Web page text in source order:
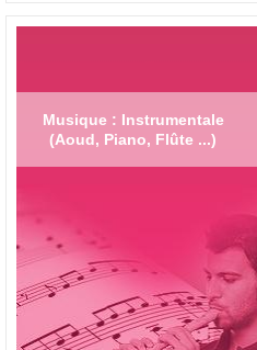
Musique : Instrumentale
(Aoud, Piano, Flûte ...)